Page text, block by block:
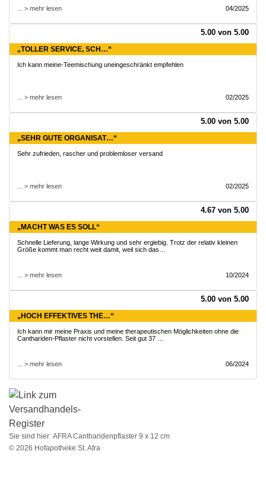
... > mehr lesen 04/2025
5.00 von 5.00
„TOLLER SERVICE, SCH…“
Ich kann meine-Teemischung uneingeschränkt empfehlen
... > mehr lesen 02/2025
5.00 von 5.00
„SEHR GUTE ORGANISAT…“
Sehr zufrieden, rascher und problemloser versand
... > mehr lesen 02/2025
4.67 von 5.00
„MACHT WAS ES SOLL“
Schnelle Lieferung, lange Wirkung und sehr ergiebig. Trotz der relativ kleinen
Größe kommt man recht weit damit, weil sich das…
... > mehr lesen 10/2024
5.00 von 5.00
„HOCH EFFEKTIVES THE…“
Ich kann mir meine Praxis und meine therapeutischen Möglichkeiten ohne die
Canthariden-Pflaster nicht vorstellen. Seit gut 37 …
... > mehr lesen 06/2024
Sie sind hier: AFRA Cantharidenpflaster 9 x 12 cm
© 2026 Hofapotheke St. Afra